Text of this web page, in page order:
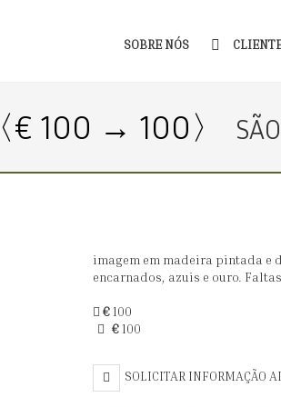
SOBRE NÓS
〈€ 100 → 100〉
imagem em madeira pintada e
encarnados, azuis e ouro.
€100
€100
SOLICITAR INFORMAÇÃO